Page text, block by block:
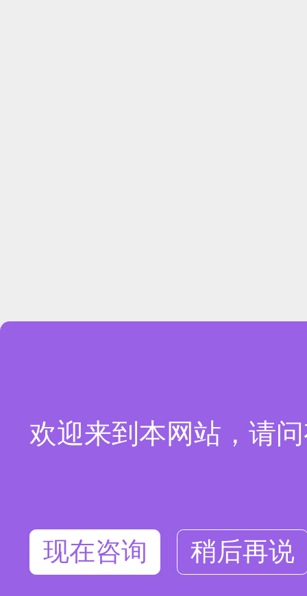
欢迎来到本网站，请
现在咨询 稍后再说